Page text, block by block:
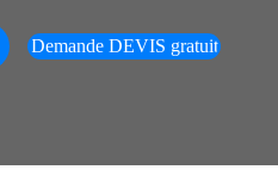
Demande DEVIS gratuit